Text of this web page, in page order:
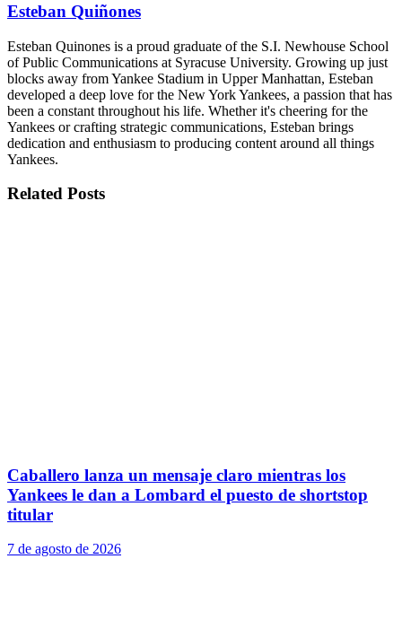
Esteban Quiñones
Esteban Quinones is a proud graduate of the S.I. Newhouse School
of Public Communications at Syracuse University. Growing up just
blocks away from Yankee Stadium in Upper Manhattan, Esteban
developed a deep love for the New York Yankees, a passion that has
been a constant throughout his life. Whether it's cheering for the
Yankees or crafting strategic communications, Esteban brings
dedication and enthusiasm to producing content around all things
Yankees.
Related Posts
Caballero lanza un mensaje claro mientras los
Yankees le dan a Lombard el puesto de shortstop
titular
7 de agosto de 2026